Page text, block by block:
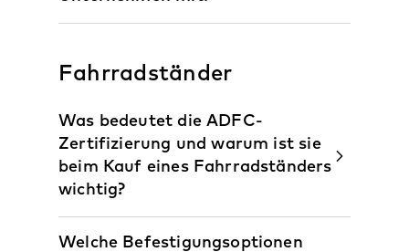
Fahrradständer
Was bedeutet die ADFC-
Zertifizierung und warum ist sie
beim Kauf eines Fahrradständers
wichtig?
Welche Befestigungsoptionen